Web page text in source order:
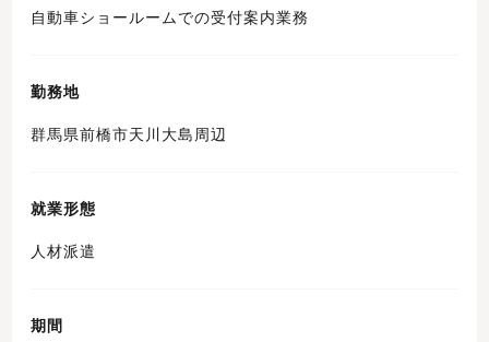
自動車ショールームでの受付案内業務
勤務地
群馬県前橋市天川大島周辺
就業形態
人材派遣
期間